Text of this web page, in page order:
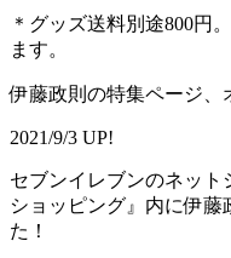
＊グッズ送料別途800円
ます。
伊藤政則の特集ページ、
2021/9/3 UP!
セブンイレブンのネット
ショッピング』内に伊
た！